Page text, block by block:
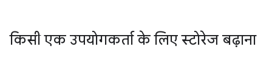
किसी एक उपयोगकर्ता के लिए स्टोरेज बढ़ाना